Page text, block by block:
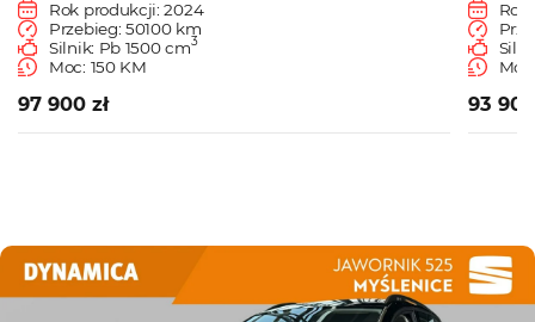
Rok produkcji: 2024
Przebieg: 50100 km
Silnik: Pb 1500 cm3
Moc: 150 KM
97 900 zł
Rok
93